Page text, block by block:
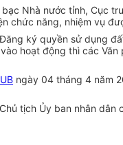
Nhà nước tỉnh, Cục
chức năng, nhiệm vụ
ký quyền sử dụng
hoạt động thì các
ngày 04 tháng 4 năm
tịch Ủy ban nhân